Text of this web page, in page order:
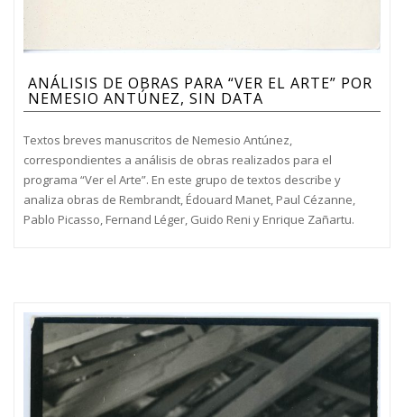
ANÁLISIS DE OBRAS PARA “VER EL ARTE” POR
NEMESIO ANTÚNEZ, SIN DATA
Textos breves manuscritos de Nemesio Antúnez,
correspondientes a análisis de obras realizados para el
programa “Ver el Arte”. En este grupo de textos describe y
analiza obras de Rembrandt, Édouard Manet, Paul Cézanne,
Pablo Picasso, Fernand Léger, Guido Reni y Enrique Zañartu.